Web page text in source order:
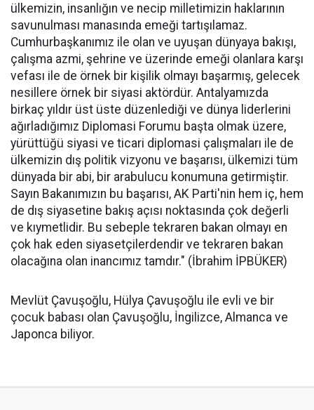
ülkemizin, insanlığın ve necip milletimizin haklarının
savunulması manasında emeği tartışılamaz.
Cumhurbaşkanımız ile olan ve uyuşan dünyaya bakışı,
çalışma azmi, şehrine ve üzerinde emeği olanlara karşı
vefası ile de örnek bir kişilik olmayı başarmış, gelecek
nesillere örnek bir siyasi aktördür. Antalyamızda
birkaç yıldır üst üste düzenlediği ve dünya liderlerini
ağırladığımız Diplomasi Forumu başta olmak üzere,
yürüttüğü siyasi ve ticari diplomasi çalışmaları ile de
ülkemizin dış politik vizyonu ve başarısı, ülkemizi tüm
dünyada bir abi, bir arabulucu konumuna getirmiştir.
Sayın Bakanımızın bu başarısı, AK Parti'nin hem iç, hem
de dış siyasetine bakış açısı noktasında çok değerli
ve kıymetlidir. Bu sebeple tekraren bakan olmayı en
çok hak eden siyasetçilerdendir ve tekraren bakan
olacağına olan inancımız tamdır." (İbrahim İPBÜKER)
Mevlüt Çavuşoğlu, Hülya Çavuşoğlu ile evli ve bir
çocuk babası olan Çavuşoğlu, İngilizce, Almanca ve
Japonca biliyor.